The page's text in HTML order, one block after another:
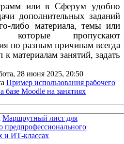
или в Сферум удобно
дополнительных заданий
либо материала, темы или
которые пропускают
по разным причинам всегда
материалам занятий, задать
28 июня 2025, 20:50
Пример использования рабочего
Moodle на занятиях
Маршрутный лист для
предпрофессионального
и ИТ-классах